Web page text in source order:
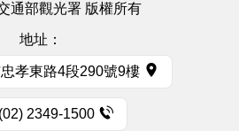
通部觀光署 版權所有
地址：
孝東路4段290號9樓
(02) 2349-1500